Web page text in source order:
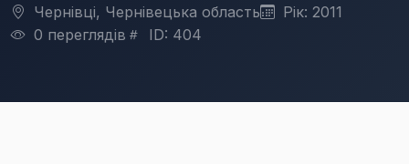
Чернівці, Чернівецька область
Рік: 2011
0 переглядів
ID: 404